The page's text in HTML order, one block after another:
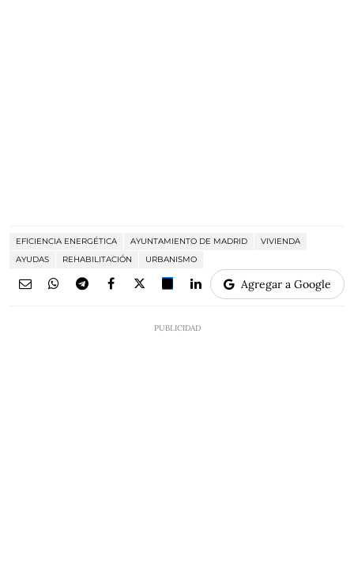
EFICIENCIA ENERGÉTICA AYUNTAMIENTO DE MADRID
VIVIENDA
AYUDAS
REHABILITACIÓN URBANISMO
Agregar a Google